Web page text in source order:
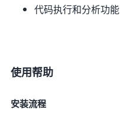
代码执行和分析功能
使用帮助
安装流程